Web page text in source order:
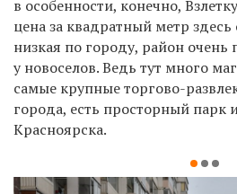
в особенности, конечно,
цена за квадратный метр
низкая по городу, район очень
у новоселов. Ведь тут много
самые крупные торгово-
города, есть просторный парк
Красноярска.